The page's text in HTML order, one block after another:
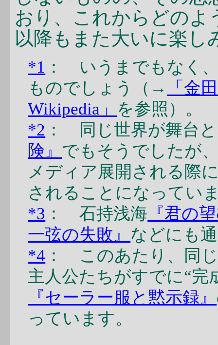
おり、これからどのよ
以降もまた大いに楽し
*1 ： いうまでもなく
ものでしょう（→
「金
Wikipedia」 を参照）。
*2 ： 同じ世界が舞台
険』 でもそうでしたが
メディア展開される際
されることになってい
*3 ： 石持浅海 『君の
一弦の失敗』 などにも
*4 ： このあたり、同
主人公たちがすでに“完
『セーラー服と黙示録』
っています。